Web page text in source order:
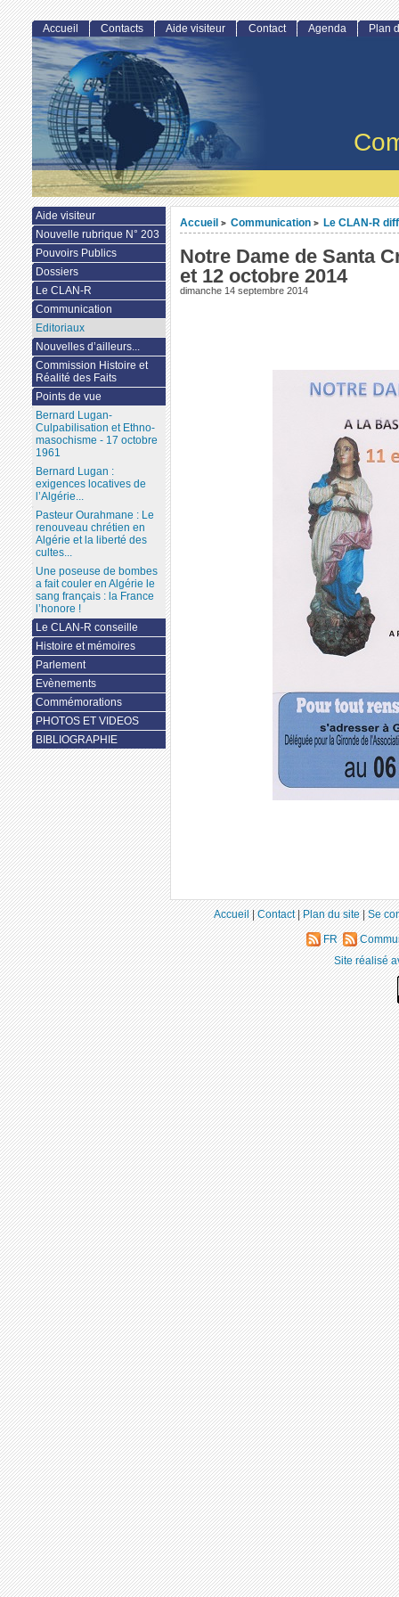
Accueil > Communication > Le CLAN-R
Notre Dame de Santa
et 12 octobre 2014
dimanche 14 septembre 2014
Accueil Contacts Aide visiteur Contact Agenda Plan
Aide visiteur
Nouvelle rubrique N° 203
Pouvoirs Publics
Dossiers
Le CLAN-R
Communication
Editoriaux
Nouvelles d’ailleurs...
Commission Histoire et
Réalité des Faits
Points de vue
Bernard Lugan-
Culpabilisation et Ethno-
masochisme - 17 octobre
1961
Bernard Lugan :
exigences locatives de
l’Algérie...
Pasteur Ourahmane : Le
renouveau chrétien en
Algérie et la liberté des
cultes...
Une poseuse de bombes
a fait couler en Algérie le
sang français : la France
l’honore !
Le CLAN-R conseille
Histoire et mémoires
Parlement
Evènements
Commémorations
PHOTOS ET VIDEOS
BIBLIOGRAPHIE
Accueil|Contact|Plan du site|Se
FR
Site réalisé